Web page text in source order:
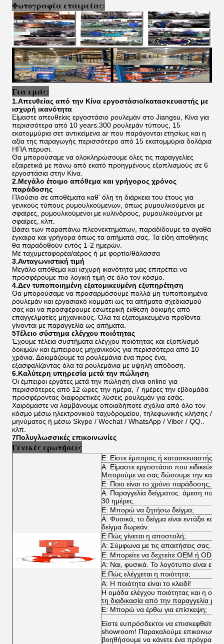
Φωτογραφία εταιρείας:
Για εμάς:
1.Απευθείας από την Κίνα εργοστάσιο/κατασκευαστής με
ισχυρή ικανότητα
Είμαστε απευθείας εργοστάσιο ρουλεμάν στο Jiangsu, Κίνα για
περισσότερα από 10 years.300 ρουλεμάν τύπους, 15
εκατομμύρια σετ αντικείμενα ar που παράγονται ετησίως και η
αξία της παραγωγής περισσότερο από 15 εκατομμύρια δολάρια
ΗΠΑ πέρυσι.
Θα μπορούσαμε να ολοκληρώσουμε όλες τις παραγγελίες
εξαιρετικά με πάνω από εκατό προηγμένους εξοπλισμούς σε 6
εργοστάσια στην Κίνα.
2.Μεγάλο έτοιμο απόθεμα και γρήγορος χρόνος
παράδοσης
Πλούσιο σε αποθέματα καθ' όλη τη διάρκεια του έτους για
γενικούς τύπους ρυμουλκούμενων, όπως ρυμουλκούμενοι με
σφαίρες, ρυμουλκούμενοι με κυλίνδρους, ρυμουλκούμενοι με
σφαίρες, κλπ.
Βάσει των παραπάνω πλεονεκτημάτων, παραδίδουμε τα αγαθά
έγκαιρα και γρήγορα όπως τα αιτήματά σας. Τα είδη αποθήκης
θα παραδοθούν εντός 1-2 ημερών.
Με ταχυμεταφορέα/αέρος ή με φορτίο/θάλασσα
3.Ανταγωνιστική τιμή
Μεγάλο απόθεμα και ισχυρή ικανότητα μας επιτρέπει να
προσφέρουμε πιο λογική τιμή σε όλο τον κόσμο.
4.Δεν τυποποιημένη εξατομικευμένη εξυπηρέτηση
Θα μπορούσαμε να προσαρμόσουμε πολλά μη τυποποιημένα
ρουλεμάν και εργασιακό κομμάτι ως τα αιτήματα σχεδιασμού
σας και να προσφέρουμε εσωτερική έκθεση δοκιμής από
επαγγελματίες μηχανικούς. Όλα τα εξατομικευμένα προϊόντα
γίνονται με παραγγελία ως αιτήματα.
5Τέλειο σύστημα ελέγχου ποιότητας
Έχουμε τέλεια συστήματα ελέγχου ποιότητας και εξοπλισμό
δοκιμών και έμπειρους μηχανικούς για περισσότερα από 10
χρόνια. Δοκιμάζουμε τα ρουλεμάνια ένα προς ένα,
εξασφαλίζοντας όλα τα ρουλεμάνια με υψηλή απόδοση.
6.Καλύτερη υπηρεσία μετά την πώληση
Οι έμπειροι εργάτες μετά την πώληση είναι online για
περισσότερες από 12 ώρες την ημέρα, 7 ημέρες την εβδομάδα
προσφέροντας διαφορετικές λύσεις ρουλεμάν για εσάς.
Χαιρόμαστε να λαμβάνουμε οποιαδήποτε σχόλια από όλο τον
κόσμο μέσω ηλεκτρονικού ταχυδρομείου, τηλεφωνικής κλήσης /
μηνύματος ή μέσω Skype / Wechat / WhatsApp / Viber / QQ..
κλπ.
7Πολυγλωσσικές επικοινωνίες
Γενικές ερωτήσεις
Ε: Είστε έμπορος ή κατασκευαστής;
Α: Είμαστε εργοστάσιο που
Μπορούμε να σας δώσουμε την
Ε: Ποιο είναι το χρόνο παράδοσης;
Α: Παραγγελία δείγματος: άμεση
30 ημέρες.
Ε: Μπορώ να ζητήσω δείγμα;
Α: Φυσικά, το δείγμα είναι εντάξει
δείγμα δωρεάν.
Ε:Πώς γίνεται η αποστολή;
Α: Σύμφωνα με τις απαιτήσεις σας.
Ε: Μπορείτε να δεχτείτε OEM ή ODM;
Α: Ναι, φυσικά. Το λογότυπο είναι
Ε:Πώς ελέγχεται η ποιότητα;
Α: Η ποιότητα είναι το κλειδί!
Η ομάδα ελέγχου ποιότητας και η
τη διαδικασία από την παραγγελία
Ε: Μπορώ να έρθω για επίσκεψη;
Είστε ευπρόσδεκτοι να επισκεφθείτε
showroom! Παρακαλούμε
βοηθήσουμε να κάνετε ένα